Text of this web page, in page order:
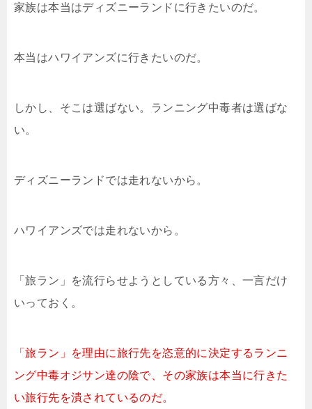
家族は本当はディズニーランドに行きたいのだ。
本当はハワイアンズに行きたいのだ。
しかし、そこは選ばない。ランニング中毒者は選ばな
い。
ディズニーランドでは走れないから。
ハワイアンズでは走れないから。
「旅ラン」を流行らせようとしている方々、一言だけ
いっておく。
「旅ラン」を理由に旅行先を恣意的に決定するランニ
ング中毒オジサン達の陰で、その家族は本当に行きた
い旅行先を潰されているのだ。